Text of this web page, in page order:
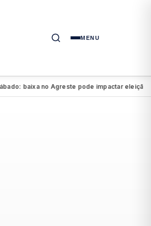
MENU
baixa no Agreste pode impactar eleição de